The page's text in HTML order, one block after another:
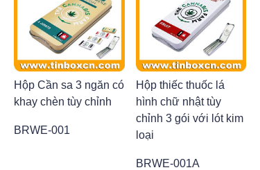
Hộp Cần sa 3 ngăn có
khay chèn tùy chỉnh
BRWE-001
Hộp thiếc thuốc lá
hình chữ nhật tùy
chỉnh 3 gói với lót kim
loại
BRWE-001A